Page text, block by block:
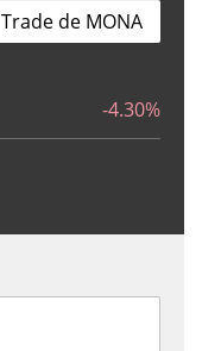
-4.30%
Trade de MONA